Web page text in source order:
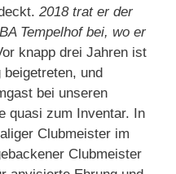
2018 trat er der
Tempelhof bei, wo er
knapp drei Jahren ist
und
bei unseren
quasi zum Inventar. In
Clubmeister im
Clubmeister